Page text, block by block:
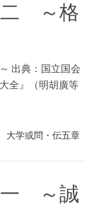
二 ～格
出典：国立国会
全』（明胡廣等
大学或問・伝五章
一 ～誠